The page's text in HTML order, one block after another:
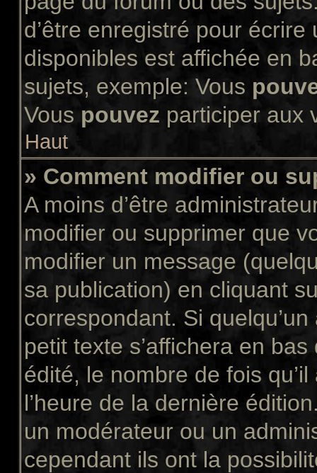
d’être enregistré pour
disponibles est affichée en
sujets, exemple: Vous
Vous pouvez participer aux
Haut
» Comment modifier ou
A moins d’être
modifier ou supprimer que
modifier un message
sa publication) en cliquant
correspondant. Si
petit texte s’affichera en
édité, le nombre de fois
l’heure de la dernière
un modérateur ou un
cependant ils ont la